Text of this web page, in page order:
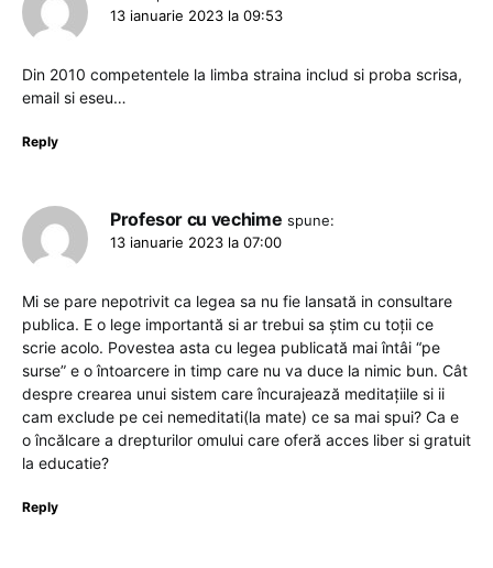
13 ianuarie 2023 la 09:53
Din 2010 competentele la limba straina includ si proba scrisa,
email si eseu…
Reply
Profesor cu vechime spune:
13 ianuarie 2023 la 07:00
Mi se pare nepotrivit ca legea sa nu fie lansată in consultare
publica. E o lege importantă si ar trebui sa știm cu toții ce
scrie acolo. Povestea asta cu legea publicată mai întâi “pe
surse” e o întoarcere in timp care nu va duce la nimic bun. Cât
despre crearea unui sistem care încurajează meditațiile si ii
cam exclude pe cei nemeditati(la mate) ce sa mai spui? Ca e
o încălcare a drepturilor omului care oferă acces liber si gratuit
la educatie?
Reply